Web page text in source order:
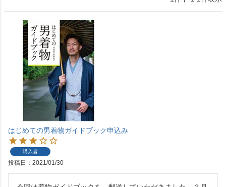
はじめての男着物ガイドブック申込み
購入者
投稿日 2021/01/30